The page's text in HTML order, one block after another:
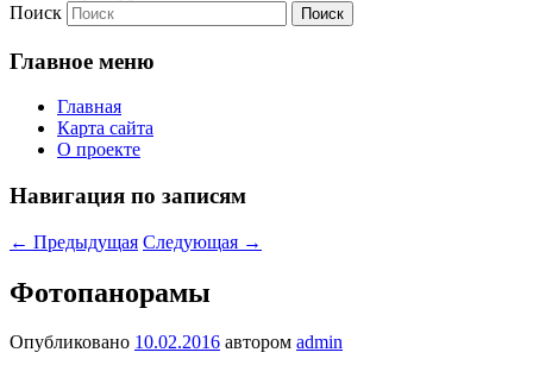
Поиск
Главное меню
Главная
Карта сайта
О проекте
Навигация по записям
← Предыдущая Следующая →
Фотопанорамы
Опубликовано 10.02.2016 автором admin